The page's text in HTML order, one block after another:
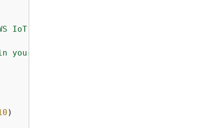
IoT client and list
your shared credentials
)